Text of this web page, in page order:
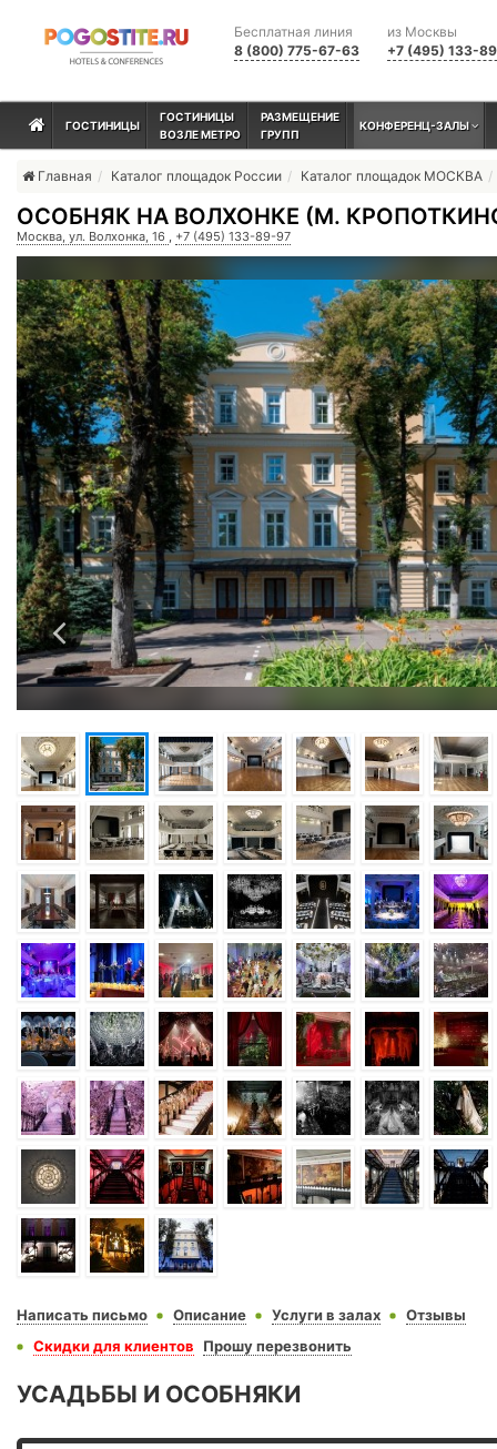
из Москвы
+7 (495) 133-
Бесплатная линия
8 (800) 775-67-63
ГОСТИНИЦЫ
ГОСТИНИЦЫ
ВОЗЛЕ МЕТРО
РАЗМЕЩЕНИЕ
ГРУПП
КОНФЕРЕНЦ-ЗАЛЫ
Главная Каталог площадок России Каталог площадок МОСКВА
ОСОБНЯК НА ВОЛХОНКЕ (М.
Москва, ул. Волхонка, 16 , +7 (495) 133-89-97
Написать письмо Описание Услуги в залах
Отзывы
Скидки для клиентов
Прошу перезвонить
УСАДЬБЫ И ОСОБНЯКИ